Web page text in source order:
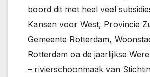
boord dit met heel veel
Kansen voor West, Provincie
Gemeente Rotterdam,
Rotterdam oa de jaarlijkse
– rivierschoonmaak van